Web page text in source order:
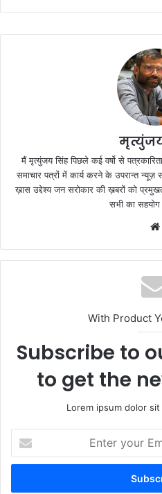
मैं मृत्युंजय सिंह पिछले कई वर्षो से पत्रकारिता
समाचार पत्रों में कार्य करने के उपरान्त
ख़ास उद्देश्य जन सरोकार की ख़बरों को
सभी का सहयोग
With Product
Subscribe to
to get the
Lorem ipsum dolor
your
Email